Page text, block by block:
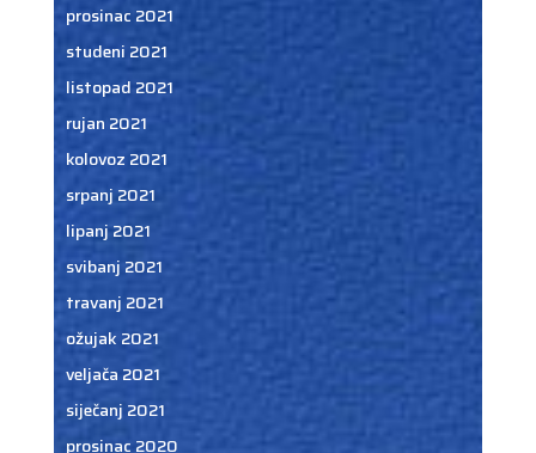
prosinac 2021
studeni 2021
listopad 2021
rujan 2021
kolovoz 2021
srpanj 2021
lipanj 2021
svibanj 2021
travanj 2021
ožujak 2021
veljača 2021
siječanj 2021
prosinac 2020